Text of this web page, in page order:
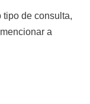
tipo de consulta,
a